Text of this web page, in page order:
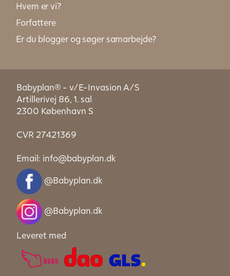
Hvem er vi?
Forfattere
Er du blogger og søger samarbejde?
Babyplan® - v/E-Invasion A/S
Artillerivej 86, 1. sal
2300 København S
CVR 27421369
Email: info@babyplan.dk
@Babyplan.dk
@Babyplan.dk
Leveret med